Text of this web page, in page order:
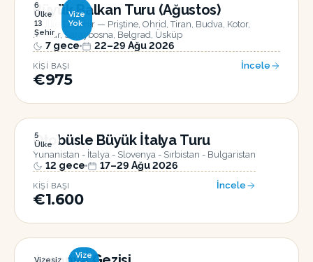
6
Ülke
13
Şehir
Vize
Yok
Büyük Balkan Turu (Ağustos)
6 Ülke 13 Şehir — Priştine, Ohrid, Tiran, Budva, Kotor,
Mostar, Saraybosna, Belgrad, Üsküp
7 gece 22–29 Ağu 2026
KIŞI BAŞI
€975
İncele
5
Ülke
Otobüsle Büyük İtalya Turu
Yunanistan - İtalya - Slovenya - Sırbistan - Bulgaristan
12 gece 17–29 Ağu 2026
KIŞI BAŞI
€1.600
İncele
Vizesiz
Vize